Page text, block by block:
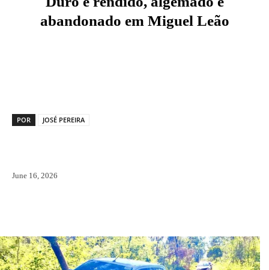
abandonado em Miguel Leão
POR JOSÉ PEREIRA
June 16, 2026